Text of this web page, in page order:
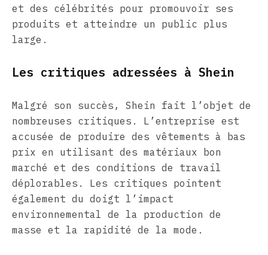
et des célébrités pour promouvoir ses
produits et atteindre un public plus
large.
Les critiques adressées à Shein
Malgré son succès, Shein fait l’objet de
nombreuses critiques. L’entreprise est
accusée de produire des vêtements à bas
prix en utilisant des matériaux bon
marché et des conditions de travail
déplorables. Les critiques pointent
également du doigt l’impact
environnemental de la production de
masse et la rapidité de la mode.